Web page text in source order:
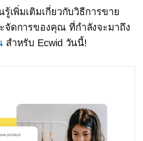
รู้เพิ่มเติมเกี่ยวกับวิธีการขาย
จัดการของคุณ ที่กำลังจะมาถึง
สำหรับ Ecwid วันนี้!